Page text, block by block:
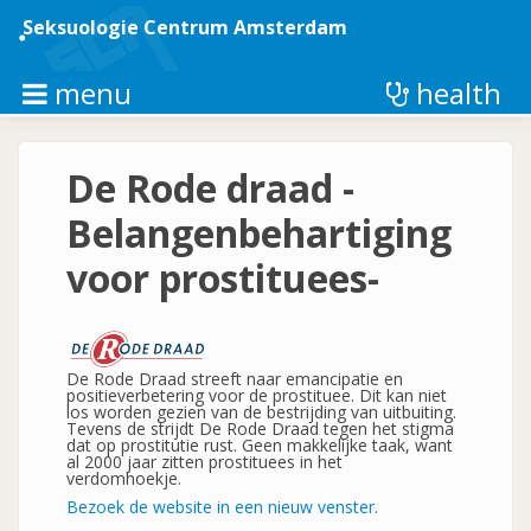
naar
gaan
Seksuologie Centrum Amsterdam
menu health
De Rode draad -
Belangenbehartiging
voor prostituees-
De Rode Draad streeft naar emancipatie en
positieverbetering voor de prostituee. Dit kan niet
los worden gezien van de bestrijding van uitbuiting.
Tevens de strijdt De Rode Draad tegen het stigma
dat op prostitutie rust. Geen makkelijke taak, want
al 2000 jaar zitten prostituees in het
verdomhoekje.
Bezoek de website in een nieuw venster.